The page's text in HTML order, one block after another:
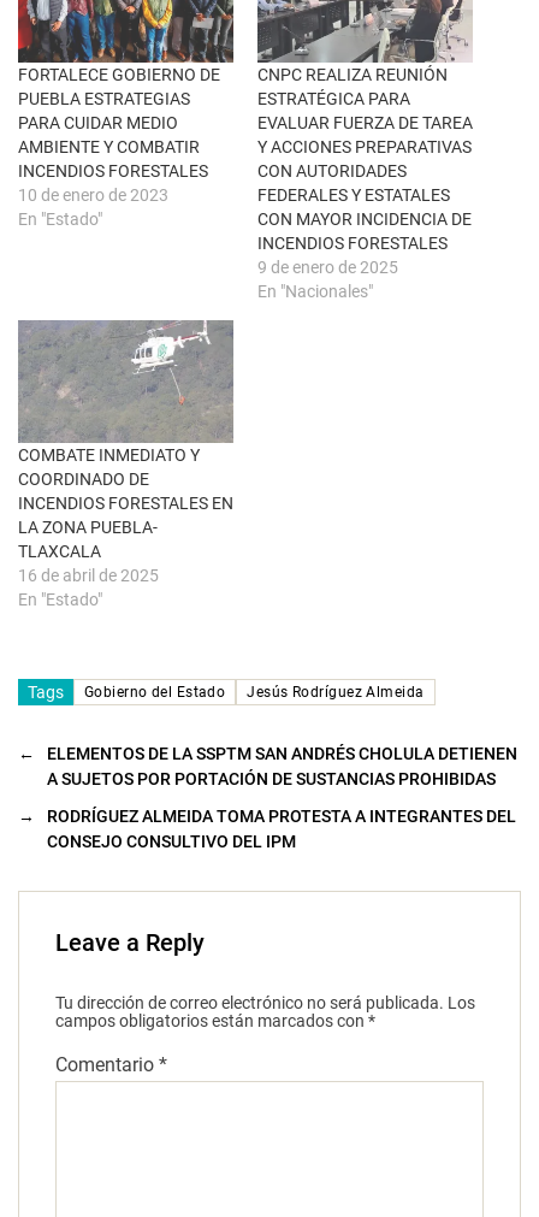
n
a
v
e
n
t
a
n
a
n
u
e
v
a
)
e
b
o
o
k
(
S
e
a
b
r
e
e
t
a
n
a
u
v
a
)
FORTALECE GOBIERNO DE
PUEBLA ESTRATEGIAS
PARA CUIDAR MEDIO
AMBIENTE Y COMBATIR
INCENDIOS FORESTALES
10 de enero de 2023
En "Estado"
CNPC REALIZA REUNIÓN
ESTRATÉGICA PARA
EVALUAR FUERZA DE TAREA
Y ACCIONES PREPARATIVAS
CON AUTORIDADES
FEDERALES Y ESTATALES
CON MAYOR INCIDENCIA DE
INCENDIOS FORESTALES
9 de enero de 2025
En "Nacionales"
COMBATE INMEDIATO Y
COORDINADO DE
INCENDIOS FORESTALES EN
LA ZONA PUEBLA-
TLAXCALA
16 de abril de 2025
En "Estado"
Tags Gobierno del Estado Jesús Rodríguez Almeida
←
ELEMENTOS DE LA SSPTM SAN ANDRÉS CHOLULA DETIENEN
A SUJETOS POR PORTACIÓN DE SUSTANCIAS PROHIBIDAS
→
RODRÍGUEZ ALMEIDA TOMA PROTESTA A INTEGRANTES DEL
CONSEJO CONSULTIVO DEL IPM
Leave a Reply
Tu dirección de correo electrónico no será publicada. Los
campos obligatorios están marcados con *
Comentario *